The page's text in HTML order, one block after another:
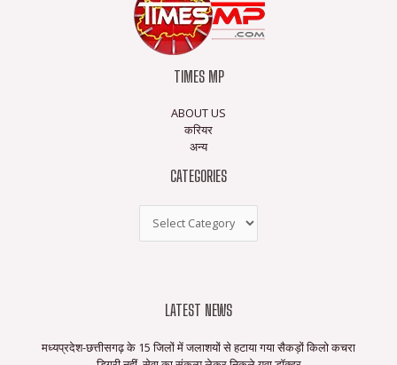
TIMES MP
ABOUT US
करियर
अन्य
CATEGORIES
LATEST NEWS
मध्यप्रदेश-छत्तीसगढ़ के 15 जिलों में जलाशयों से हटाया गया सैकड़ों किलो कचरा